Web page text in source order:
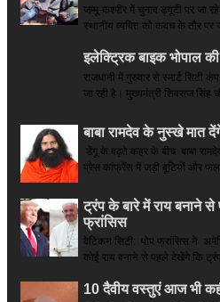
जम्मू-कश्मीर में चुनाव ड्यूटी पर जा
स्थानीय व्यक्ति को कवच के तौर पर
इलेक्ट्रिक बाइक भोपाल
राजधानी में गुरुवार से स्मार्ट
जा रही है। मुख्यमंत्री शिवराज सिंह
बाबा रामदेव के नुस्खे मात
डेंगू के बढ़ते कहर के बीच बाबा
प्रेस कांफ्रेंस में जड़ी बूटियों और फल
ट्रंप के बारे में राय बनाने
फ्रांसिस
वेटिकन सिटी: पोप फ्रांसिस ने
कोई राय बनाने से पहले देखेंगे कि
10 दैवीय वस्तुएं आज भी